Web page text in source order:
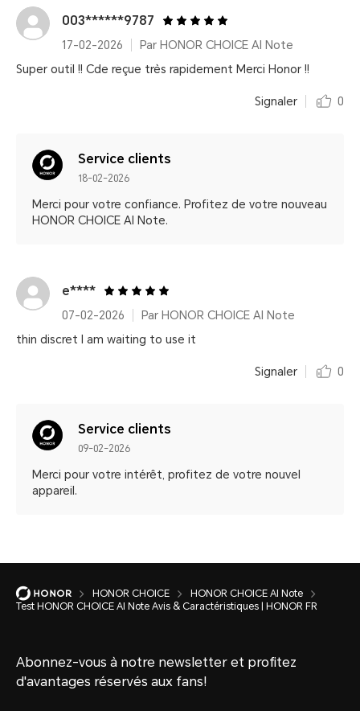
003******9787
17-02-2026
Par HONOR CHOICE AI Note
Super outil !! Cde reçue très rapidement Merci Honor !!
Signaler 0
Service clients
18-02-2026
Merci pour votre confiance. Profitez de votre nouveau
HONOR CHOICE AI Note.
e****
07-02-2026
Par HONOR CHOICE AI Note
thin discret I am waiting to use it
Signaler 0
Service clients
09-02-2026
Merci pour votre intérêt, profitez de votre nouvel
appareil.
HONOR CHOICE
HONOR CHOICE AI Note
Test HONOR CHOICE AI Note Avis & Caractéristiques | HONOR FR
Abonnez-vous à notre newsletter et profitez
d'avantages réservés aux fans!